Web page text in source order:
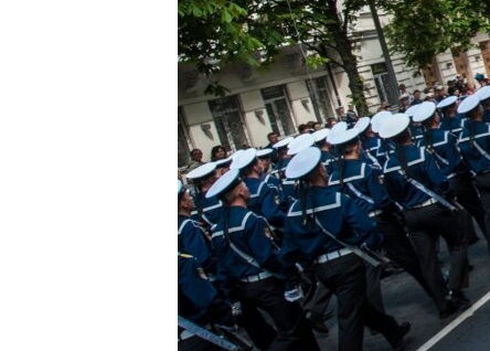
КРЫМ.НЕПОКОРЕННЫЙ
УКРАИНСКАЯ ПРОБЛЕМА КРЫМА